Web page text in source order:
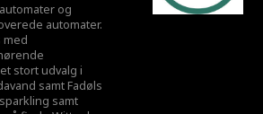
og
automater.
stort udvalg i
samt Fadøls
samt